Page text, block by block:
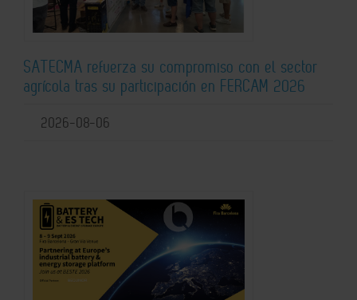
SATECMA refuerza su compromiso con el sector
agrícola tras su participación en FERCAM 2026
2026-08-06